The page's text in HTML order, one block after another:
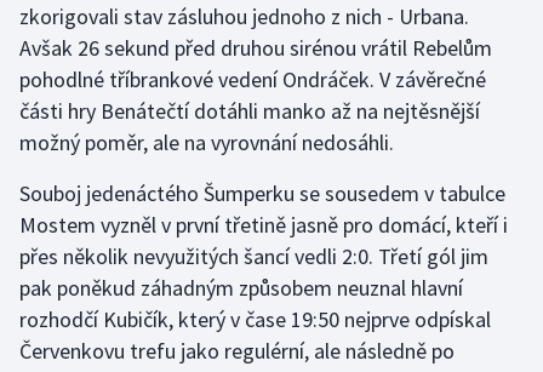
Olympijské hry
Parasport
Plavání
Plážový volejbal
Ragby
Rychlobruslení
zkorigovali stav zásluhou jednoho z nich - Urbana.
Avšak 26 sekund před druhou sirénou vrátil Rebelům
pohodlné tříbrankové vedení Ondráček. V závěrečné
části hry Benátečtí dotáhli manko až na nejtěsnější
možný poměr, ale na vyrovnání nedosáhli.
Souboj jedenáctého Šumperku se sousedem v tabulce
Mostem vyzněl v první třetině jasně pro domácí, kteří i
přes několik nevyužitých šancí vedli 2:0. Třetí gól jim
pak poněkud záhadným způsobem neuznal hlavní
rozhodčí Kubičík, který v čase 19:50 nejprve odpískal
Červenkovu trefu jako regulérní, ale následně po